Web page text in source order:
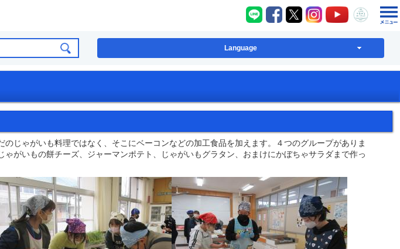
八千代町LINE
八千代町Facebook
八千代町X八千代町Instagram
八千代町八千代
Language
じゃがいも料理ではなく、そこにベーコンなどの加工食品を加えます。４つのグループがありま
がいもの餅チーズ、ジャーマンポテト、じゃがいもグラタン、おまけにかぼちゃサラダまで作っ